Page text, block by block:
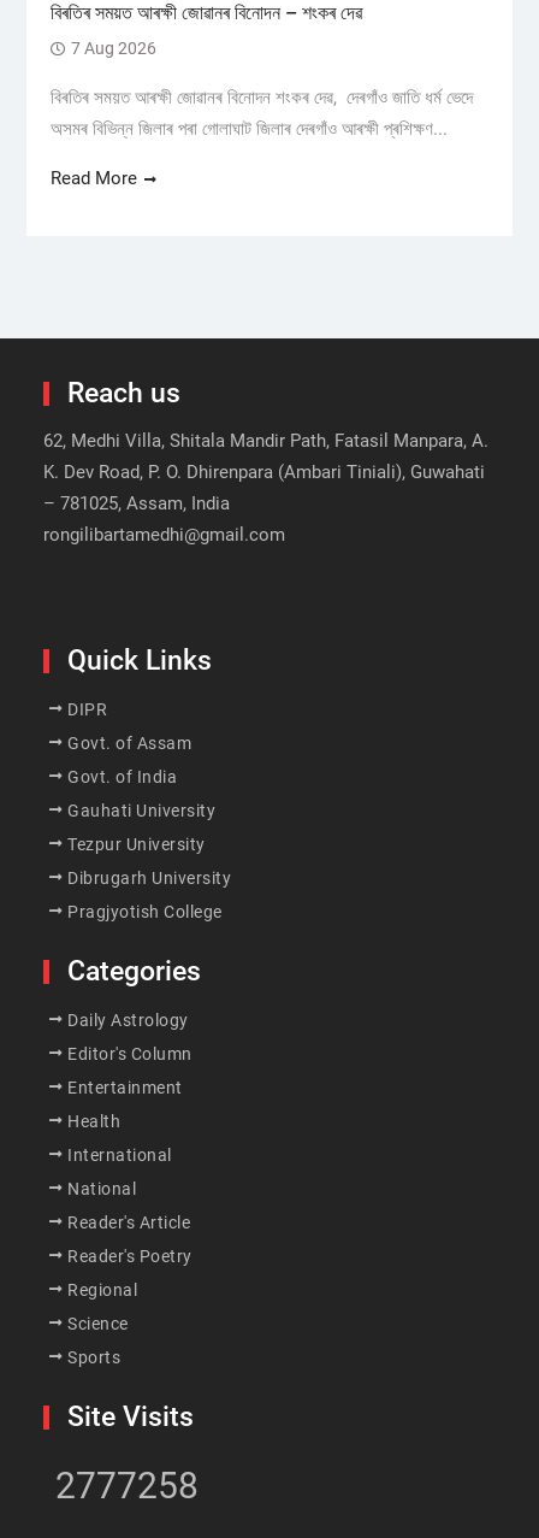
বিৰতিৰ সময়ত আৰক্ষী জোৱানৰ বিনোদন – শংকৰ দেৱ
7 Aug 2026
বিৰতিৰ সময়ত আৰক্ষী জোৱানৰ বিনোদন শংকৰ দেৱ, দেৰগাঁও জাতি ধৰ্ম ভেদে
অসমৰ বিভিন্ন জিলাৰ পৰা গোলাঘাট জিলাৰ দেৰগাঁও আৰক্ষী প্ৰশিক্ষণ...
Read More
Reach us
62, Medhi Villa, Shitala Mandir Path, Fatasil Manpara, A.
K. Dev Road, P. O. Dhirenpara (Ambari Tiniali), Guwahati
– 781025, Assam, India
rongilibartamedhi@gmail.com
Quick Links
DIPR
Govt. of Assam
Govt. of India
Gauhati University
Tezpur University
Dibrugarh University
Pragjyotish College
Categories
Daily Astrology
Editor's Column
Entertainment
Health
International
National
Reader's Article
Reader's Poetry
Regional
Science
Sports
Site Visits
2777258